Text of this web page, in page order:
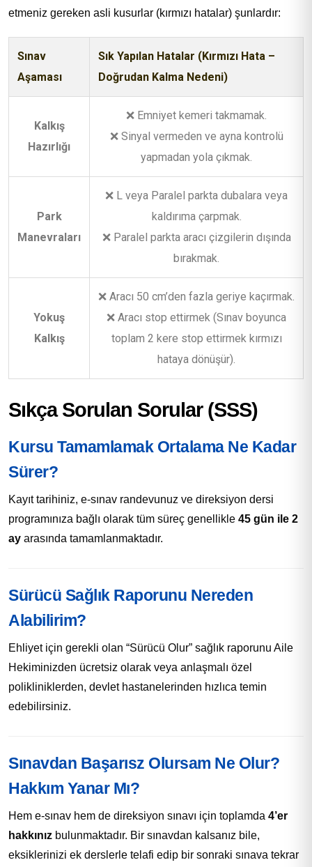
etmeniz gereken asli kusurlar (kırmızı hatalar) şunlardır:
Sınav
Aşaması
Sık Yapılan Hatalar (Kırmızı Hata –
Doğrudan Kalma Nedeni)
Kalkış
Hazırlığı
❌ Emniyet kemeri takmamak.
❌ Sinyal vermeden ve ayna kontrolü
yapmadan yola çıkmak.
Park
Manevraları
❌ L veya Paralel parkta dubalara veya
kaldırıma çarpmak.
❌ Paralel parkta aracı çizgilerin dışında
bırakmak.
Yokuş
Kalkış
❌ Aracı 50 cm’den fazla geriye kaçırmak.
❌ Aracı stop ettirmek (Sınav boyunca
toplam 2 kere stop ettirmek kırmızı
hataya dönüşür).
Sıkça Sorulan Sorular (SSS)
Kursu Tamamlamak Ortalama Ne Kadar
Sürer?
Kayıt tarihiniz, e-sınav randevunuz ve direksiyon dersi
programınıza bağlı olarak tüm süreç genellikle 45 gün ile 2
ay arasında tamamlanmaktadır.
Sürücü Sağlık Raporunu Nereden
Alabilirim?
Ehliyet için gerekli olan “Sürücü Olur” sağlık raporunu Aile
Hekiminizden ücretsiz olarak veya anlaşmalı özel
polikliniklerden, devlet hastanelerinden hızlıca temin
edebilirsiniz.
Sınavdan Başarısz Olursam Ne Olur?
Hakkım Yanar Mı?
Hem e-sınav hem de direksiyon sınavı için toplamda 4’er
hakkınız bulunmaktadır. Bir sınavdan kalsanız bile,
eksiklerinizi ek derslerle telafi edip bir sonraki sınava tekrar